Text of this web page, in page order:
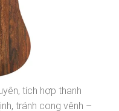
tích hợp thanh
tránh cong vênh –